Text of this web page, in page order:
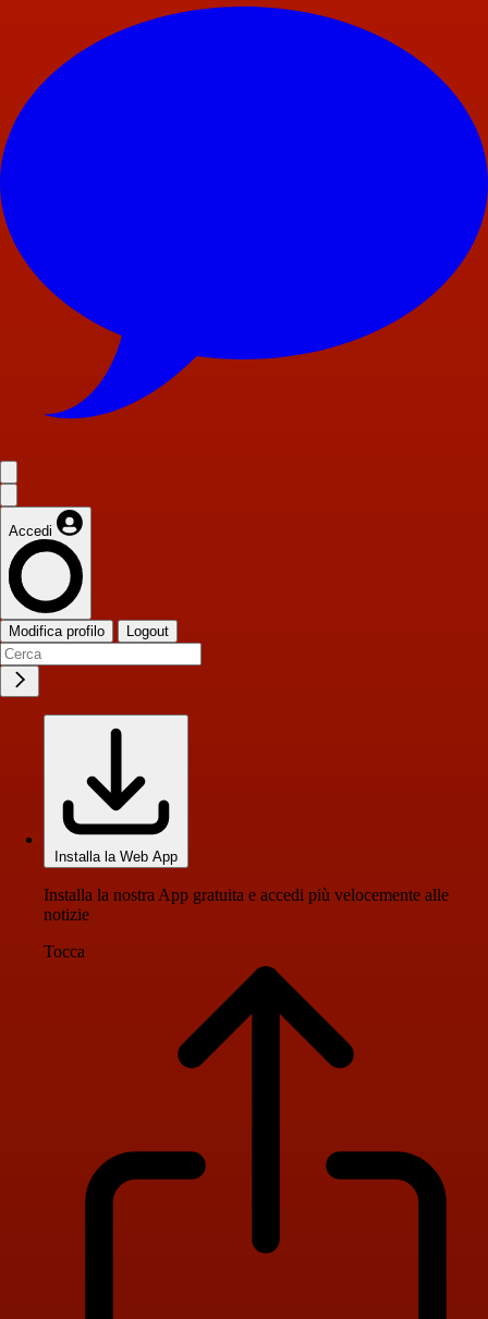
Accedi
Modifica profilo Logout
Installa la Web App
Installa la nostra App gratuita e accedi più velocemente alle
notizie
Tocca